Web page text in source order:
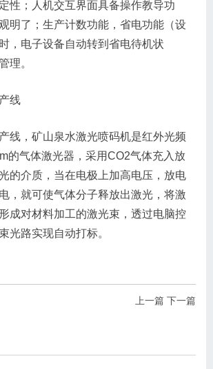
性；人机交互界面具备操作教导功
明了；生产计数功能，省电功能（设
，电子设备自动转到省电待机状
理。
线
线，矿山泉水激光喷码机是红外光频
的气体激光器，采用CO2气体充入放
的介质，当在电极上加高电压，放电
，就可使气体分子释放出激光，将激
成对材料加工的激光束，透过电脑控
光路实现自动打标。
上一篇 下一篇